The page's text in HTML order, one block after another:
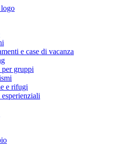
e case di vacanza
gruppi
e rifugi